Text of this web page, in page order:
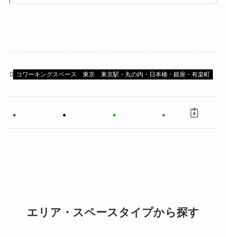
コワーキングスペース 東京 東京駅・丸の内・日本橋・銀座・有楽町
エリア・スペースタイプから探す